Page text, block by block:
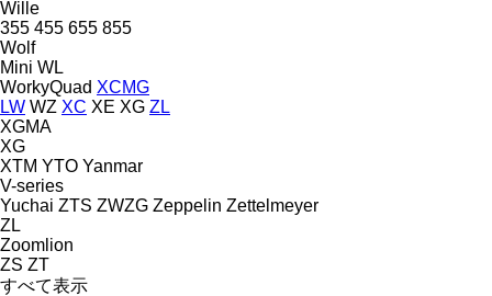
Wille
355 455 655 855
Wolf
Mini WL
WorkyQuad XCMG
LW WZ XC XE XG ZL
XGMA
XG
XTM YTO Yanmar
V-series
Yuchai ZTS ZWZG Zeppelin Zettelmeyer
ZL
Zoomlion
ZS ZT
すべて表示